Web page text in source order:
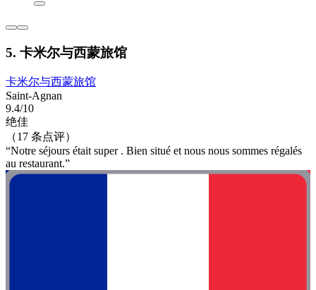
5. 卡米尔与西蒙旅馆
卡米尔与西蒙旅馆
Saint-Agnan
9.4/10
绝佳
（17 条点评）
“Notre séjours était super . Bien situé et nous nous sommes régalés
au restaurant.”